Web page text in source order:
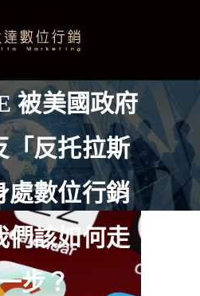
被美國政府
「反托拉斯
處數位行銷
們該如何走
步？